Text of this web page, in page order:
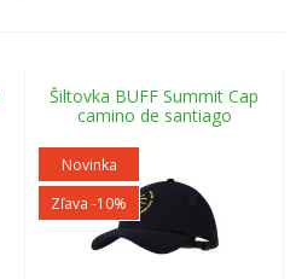
Šiltovka BUFF Summit Cap
camino de santiago
Novinka
Zľava -10%